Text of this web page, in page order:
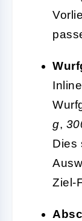
g,
Dies
Ziel-